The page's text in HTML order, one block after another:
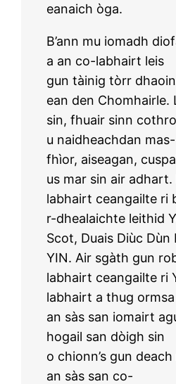
eanaich òga.
B’ann mu iomadh
a an co-labhairt leis
gun tàinig tòrr
ean den Chomhairle.
sin, fhuair sinn
u naidheachdan mas-
fhìor, aiseagan,
us mar sin air
labhairt ceangailte ri
r-dhealaichte leithid
Scot, Duais Diùc Dùn
YIN. Air sgàth gun
labhairt ceangailte ri
labhairt a thug
an sàs san iomairt
hogail san dòigh sin
o chionn’s gun deach
an sàs san co-